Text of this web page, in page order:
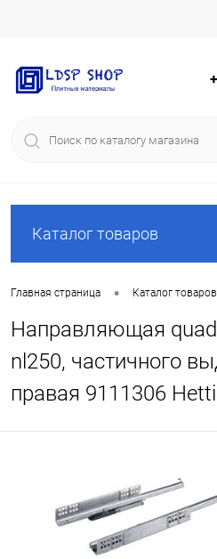
Каталог товаров
Главная страница • Каталог товаров
Направляющая
nl250, частичного
правая 9111306